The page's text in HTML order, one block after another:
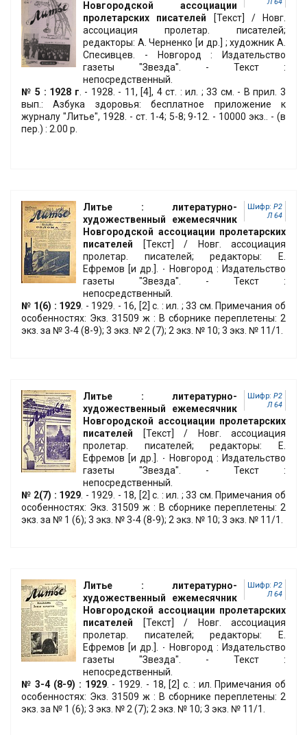
Л 64
Новгородской ассоциации
пролетарских писателей
[Текст] / Новг.
ассоциация пролетар. писателей;
редакторы: А. Черненко [и др.] ; художник А.
Спесивцев. - Новгород : Издательство
газеты "Звезда". - Текст :
непосредственный.
№ 5 : 1928 г. - 1928. - 11, [4], 4 ст. : ил. ; 33 см. - В прил. 3
вып.: Азбука здоровья: бесплатное приложение к
журналу "Литье", 1928. - ст. 1-4; 5-8; 9-12. - 10000 экз.. - (в
пер.) : 2.00 р.
Шифр: Р2
Л 64
Литье : литературно-
художественный ежемесячник
Новгородской ассоциации пролетарских
писателей
[Текст] / Новг. ассоциация
пролетар. писателей; редакторы: Е.
Ефремов [и др.]. - Новгород : Издательство
газеты "Звезда". - Текст :
непосредственный.
№ 1(6) : 1929. - 1929. - 16, [2] с. : ил. ; 33 см. Примечания об
особенностях: Экз. 31509 ж : В сборнике переплетены: 2
экз. за № 3-4 (8-9); 3 экз. № 2 (7); 2 экз. № 10; 3 экз. № 11/1.
Шифр: Р2
Л 64
Литье : литературно-
художественный ежемесячник
Новгородской ассоциации пролетарских
писателей
[Текст] / Новг. ассоциация
пролетар. писателей; редакторы: Е.
Ефремов [и др.]. - Новгород : Издательство
газеты "Звезда". - Текст :
непосредственный.
№ 2(7) : 1929. - 1929. - 18, [2] с. : ил. ; 33 см. Примечания об
особенностях: Экз. 31509 ж : В сборнике переплетены: 2
экз. за № 1 (6); 3 экз. № 3-4 (8-9); 2 экз. № 10; 3 экз. № 11/1.
Шифр: Р2
Л 64
Литье : литературно-
художественный ежемесячник
Новгородской ассоциации пролетарских
писателей
[Текст] / Новг. ассоциация
пролетар. писателей; редакторы: Е.
Ефремов [и др.]. - Новгород : Издательство
газеты "Звезда". - Текст :
непосредственный.
№ 3-4 (8-9) : 1929. - 1929. - 18, [2] с. : ил. Примечания об
особенностях: Экз. 31509 ж : В сборнике переплетены: 2
экз. за № 1 (6); 3 экз. № 2 (7); 2 экз. № 10; 3 экз. № 11/1.